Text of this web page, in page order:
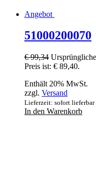
Angebot
51000200070
€99,34
Preis ist: € 89,40.
Enthält 20% MwSt.
zzgl. Versand
Lieferzeit: sofort lieferbar
In den Warenkorb